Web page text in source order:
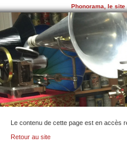
Phonorama, le
Le contenu de cette page est en
Retour au site